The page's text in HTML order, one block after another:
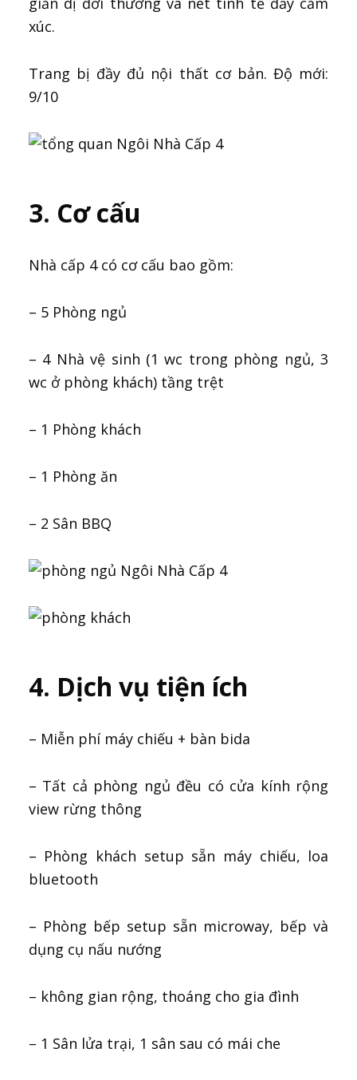
xúc.
Trang bị đầy đủ nội thất cơ bản. Độ mới:
9/10
3. Cơ cấu
Nhà cấp 4 có cơ cấu bao gồm:
– 5 Phòng ngủ
– 4 Nhà vệ sinh (1 wc trong phòng ngủ, 3
wc ở phòng khách) tầng trệt
– 1 Phòng khách
– 1 Phòng ăn
– 2 Sân BBQ
4. Dịch vụ tiện ích
– Miễn phí máy chiếu + bàn bida
– Tất cả phòng ngủ đều có cửa kính rộng
view rừng thông
– Phòng khách setup sẵn máy chiếu, loa
bluetooth
– Phòng bếp setup sẵn microway, bếp và
dụng cụ nấu nướng
– không gian rộng, thoáng cho gia đình
– 1 Sân lửa trại, 1 sân sau có mái che